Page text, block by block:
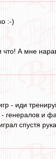
:-)
А мне
- иди
генералов и
спустя